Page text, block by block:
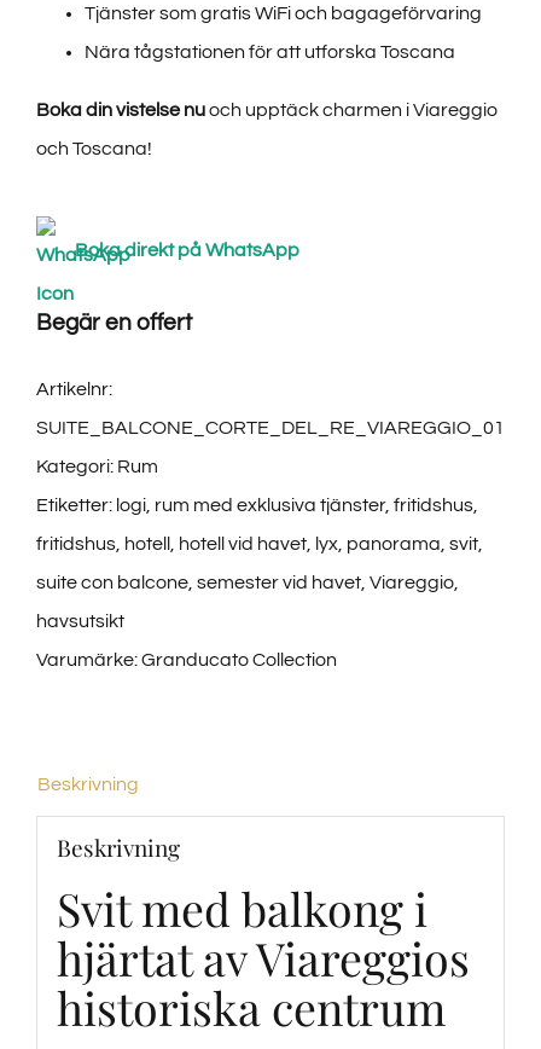
Tjänster som gratis WiFi och bagageförvaring
Nära tågstationen för att utforska Toscana
Boka din vistelse nuoch upptäck charmen i Viareggio
och Toscana!
Boka direkt på WhatsApp
Begär en offert
Artikelnr:
SUITE_BALCONE_CORTE_DEL_RE_VIAREGGIO_01
Kategori: Rum
Etiketter: logi rum med exklusiva tjänster, fritidshus
fritidshus hotell hotell vid havet lyx panorama svit
suite con balcone semester vid havet Viareggio
havsutsikt
Varumärke:Granducato Collection
Beskrivning
Beskrivning
Svit med balkong i
hjärtat av Viareggios
historiska centrum